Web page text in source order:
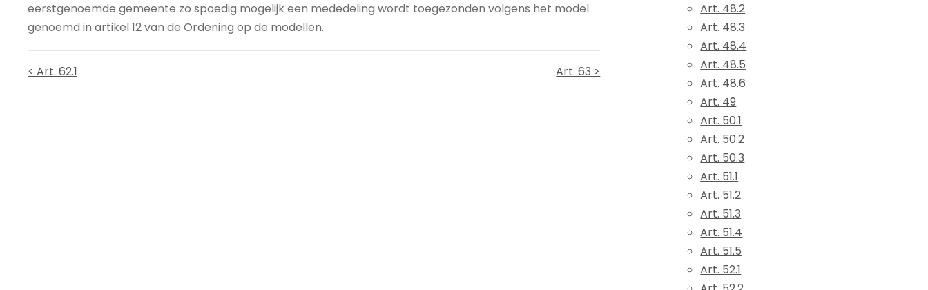
eerstgenoemde gemeente zo spoedig mogelijk een mededeling wordt toegezonden volgens het model
genoemd in artikel 12 van de Ordening op de modellen.
< Art. 62.1 Art. 63 >
Art. 48.2
Art. 48.3
Art. 48.4
Art. 48.5
Art. 48.6
Art. 49
Art. 50.1
Art. 50.2
Art. 50.3
Art. 51.1
Art. 51.2
Art. 51.3
Art. 51.4
Art. 51.5
Art. 52.1